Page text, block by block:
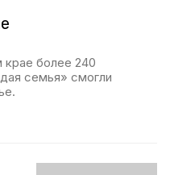
крае более 240
семья» смогли